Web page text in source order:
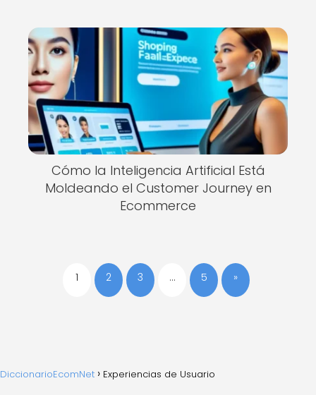
Cómo la Inteligencia Artificial Está
Moldeando el Customer Journey en
Ecommerce
1 2 3 … 5 »
DiccionarioEcomNet Experiencias de Usuario